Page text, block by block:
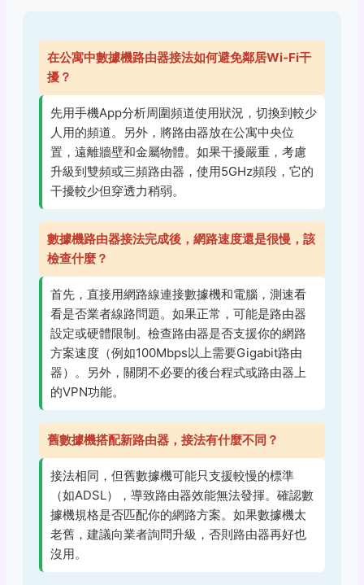
在公寓中數據機路由器接法如何避免鄰居Wi-Fi干
擾？
先用手機App分析周圍頻道使用狀況，切換到較少
人用的頻道。另外，將路由器放在公寓中央位
置，遠離牆壁和金屬物體。如果干擾嚴重，考慮
升級到雙頻或三頻路由器，使用5GHz頻段，它的
干擾較少但穿透力稍弱。
數據機路由器接法完成後，網路速度還是很慢，該
檢查什麼？
首先，直接用網路線連接數據機和電腦，測速看
看是否業者線路問題。如果正常，可能是路由器
設定或硬體限制。檢查路由器是否支援你的網路
方案速度（例如100Mbps以上需要Gigabit路由
器）。另外，關閉不必要的後台程式或路由器上
的VPN功能。
舊數據機搭配新路由器，接法有什麼不同？
接法相同，但舊數據機可能只支援較慢的標準
（如ADSL），導致路由器效能無法發揮。確認數
據機規格是否匹配你的網路方案。如果數據機太
老舊，建議向業者詢問升級，否則路由器再好也
沒用。